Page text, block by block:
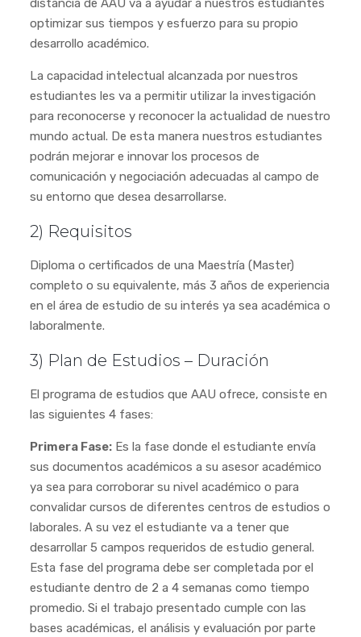
distancia de AAU va a ayudar a nuestros estudiantes
optimizar sus tiempos y esfuerzo para su propio
desarrollo académico.
La capacidad intelectual alcanzada por nuestros
estudiantes les va a permitir utilizar la investigación
para reconocerse y reconocer la actualidad de nuestro
mundo actual. De esta manera nuestros estudiantes
podrán mejorar e innovar los procesos de
comunicación y negociación adecuadas al campo de
su entorno que desea desarrollarse.
2) Requisitos
Diploma o certificados de una Maestría (Master)
completo o su equivalente, más 3 años de experiencia
en el área de estudio de su interés ya sea académica o
laboralmente.
3) Plan de Estudios – Duración
El programa de estudios que AAU ofrece, consiste en
las siguientes 4 fases:
Primera Fase:Es la fase donde el estudiante envía
sus documentos académicos a su asesor académico
ya sea para corroborar su nivel académico o para
convalidar cursos de diferentes centros de estudios o
laborales. A su vez el estudiante va a tener que
desarrollar 5 campos requeridos de estudio general.
Esta fase del programa debe ser completada por el
estudiante dentro de 2 a 4 semanas como tiempo
promedio. Si el trabajo presentado cumple con las
bases académicas, el análisis y evaluación por parte